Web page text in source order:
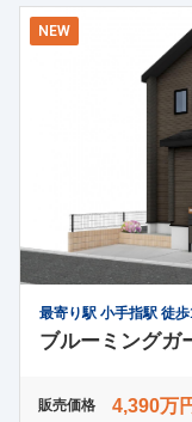
NEW
最寄り駅 小手指駅 徒
ブルーミングガ
販売価格 4,390万